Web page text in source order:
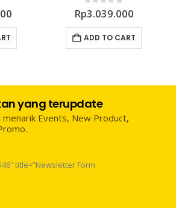
0out of 5
Rp3.039.000
ADD TO CART
yang terupdate
menarik Events, New Product,
title=”Newsletter Form